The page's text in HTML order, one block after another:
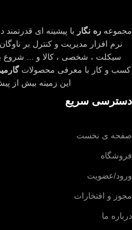
مجموعهره نگار با پیشینه ای
نرم افزار مدیریت و کنترل بر
سیکلت ، شخصی ، کالا و ... شروع
کسب و کار با معرفی محصولات
این زمینه بیش از
دسترسی سریع
صفحه ی نخست
فروشگاه
ورود/عضویت
مجوز و افتخارات
درباره ما